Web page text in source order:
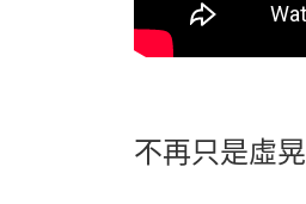
不再只是虛